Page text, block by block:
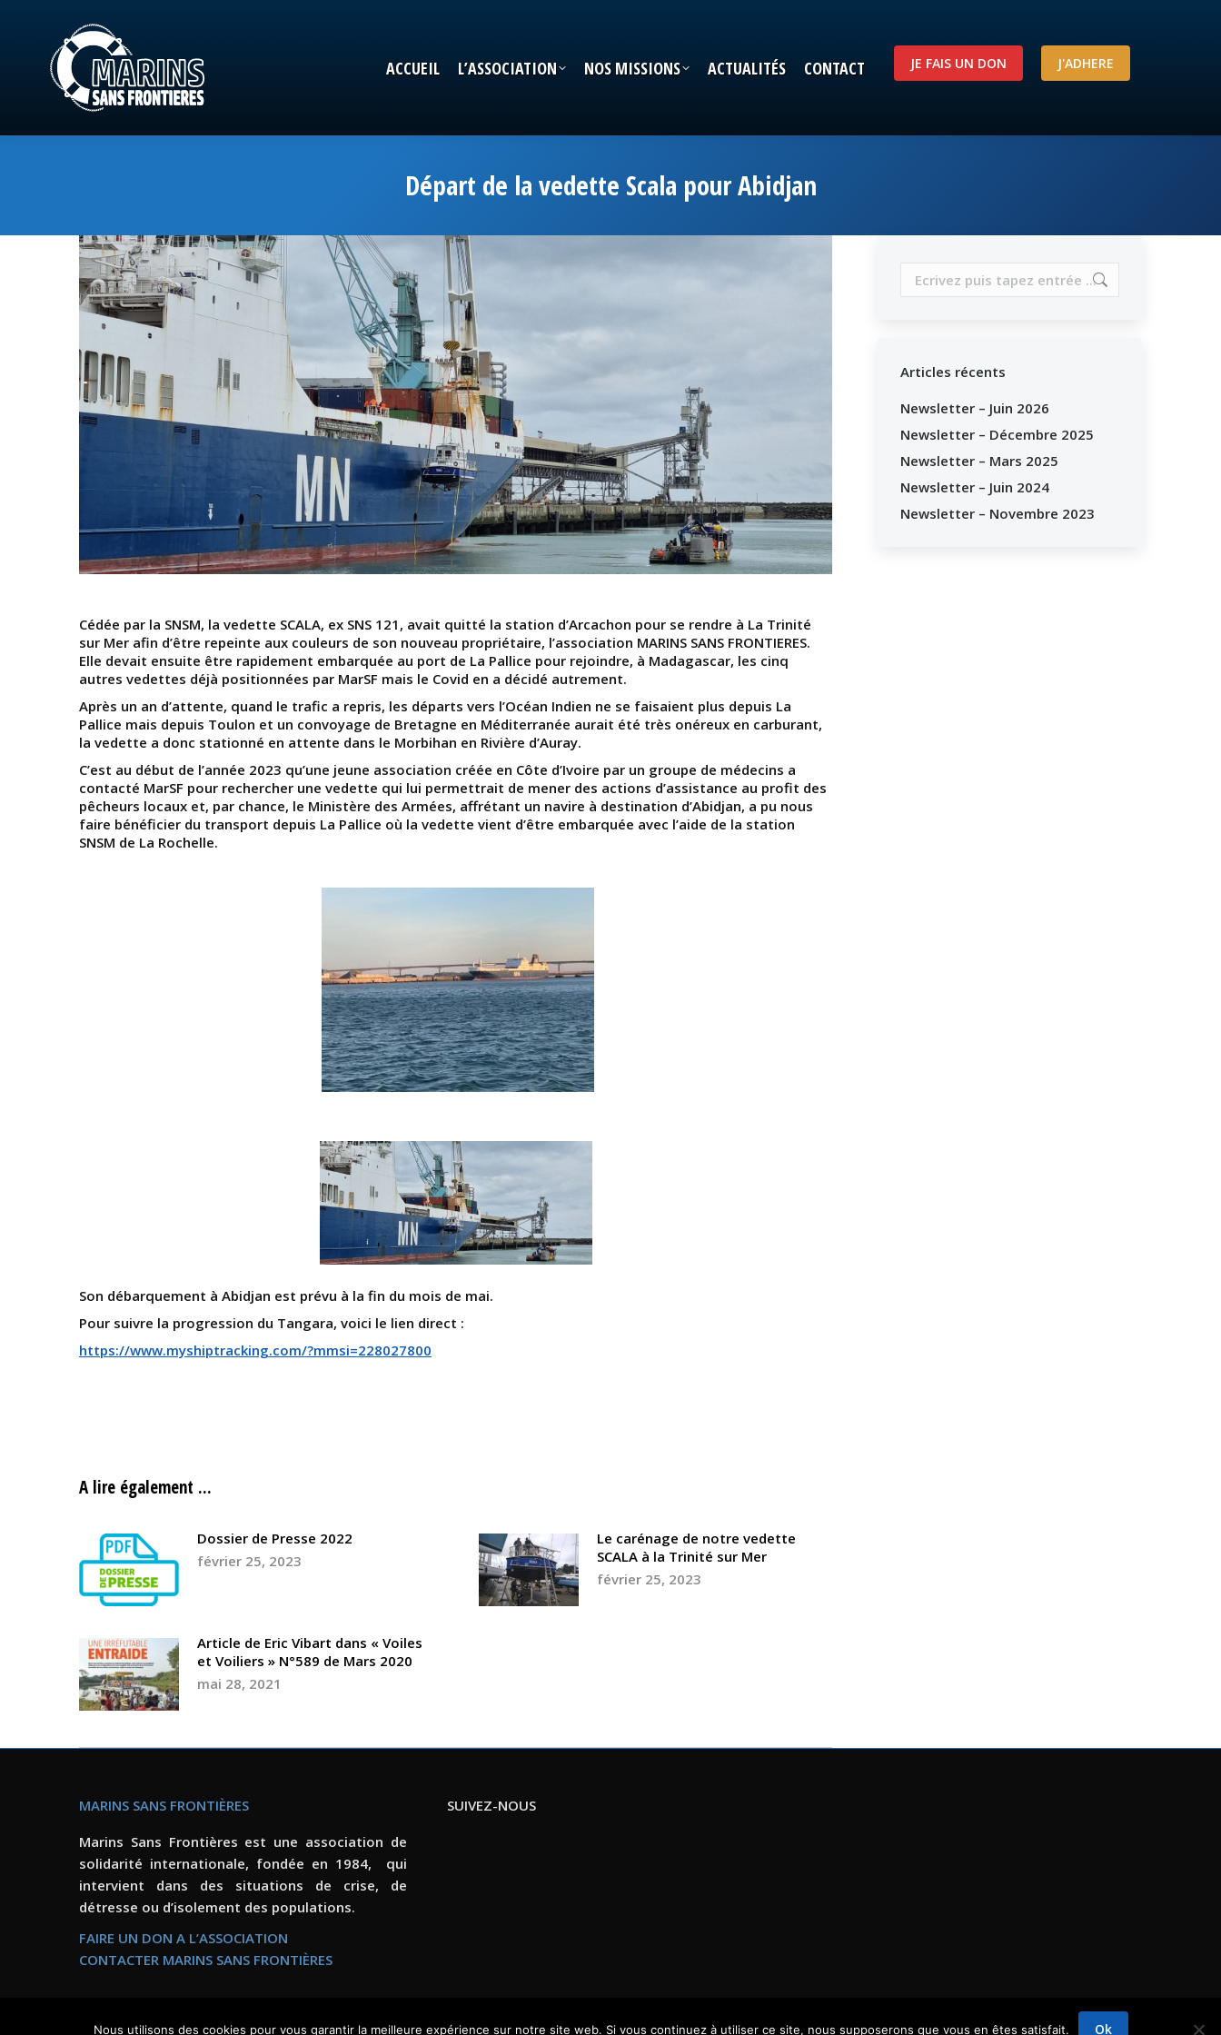
ACCUEIL L’ASSOCIATION NOS MISSIONS ACTUALITÉS CONTACT JE FAIS UN DON J'ADHERE
Départ de la vedette Scala pour Abidjan
Cédée par la SNSM, la vedette SCALA, ex SNS 121, avait quitté la station d’Arcachon pour se rendre à La Trinité
sur Mer afin d’être repeinte aux couleurs de son nouveau propriétaire, l’association MARINS SANS FRONTIERES.
Elle devait ensuite être rapidement embarquée au port de La Pallice pour rejoindre, à Madagascar, les cinq
autres vedettes déjà positionnées par MarSF mais le Covid en a décidé autrement.
Après un an d’attente, quand le trafic a repris, les départs vers l’Océan Indien ne se faisaient plus depuis La
Pallice mais depuis Toulon et un convoyage de Bretagne en Méditerranée aurait été très onéreux en carburant,
la vedette a donc stationné en attente dans le Morbihan en Rivière d’Auray.
C’est au début de l’année 2023 qu’une jeune association créée en Côte d’Ivoire par un groupe de médecins a
contacté MarSF pour rechercher une vedette qui lui permettrait de mener des actions d’assistance au profit des
pêcheurs locaux et, par chance, le Ministère des Armées, affrétant un navire à destination d’Abidjan, a pu nous
faire bénéficier du transport depuis La Pallice où la vedette vient d’être embarquée avec l’aide de la station
SNSM de La Rochelle.
Son débarquement à Abidjan est prévu à la fin du mois de mai.
Pour suivre la progression du Tangara, voici le lien direct :
https://www.myshiptracking.com/?mmsi=228027800
A lire également ...
Dossier de Presse 2022
février 25, 2023
Le carénage de notre vedette
SCALA à la Trinité sur Mer
février 25, 2023
Article de Eric Vibart dans « Voiles
et Voiliers » N°589 de Mars 2020
mai 28, 2021
Search:
Articles récents
Newsletter – Juin 2026
Newsletter – Décembre 2025
Newsletter – Mars 2025
Newsletter – Juin 2024
Newsletter – Novembre 2023
MARINS SANS FRONTIÈRES
Marins Sans Frontières est une association de
solidarité internationale, fondée en 1984, qui
intervient dans des situations de crise, de
détresse ou d’isolement des populations.
FAIRE UN DON A L’ASSOCIATION
CONTACTER MARINS SANS FRONTIÈRES
SUIVEZ-NOUS
Nous utilisons des cookies pour vous garantir la meilleure expérience sur notre site web. Si vous continuez à utiliser ce site, nous supposerons que vous en êtes satisfait. Ok
ACCUEIL L’ASSOCIATION NOS MISSIONS ACTUALITÉS CONTACT JE FAIS UN DON J'ADHERE